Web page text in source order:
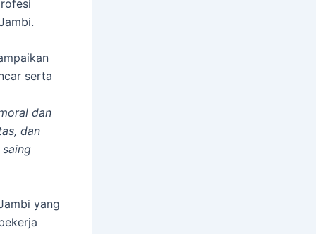
serta
dan
dan
yang